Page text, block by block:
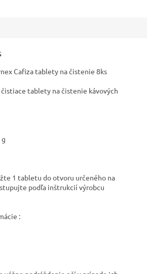
Cafiza tablety na čistenie 8ks
tablety na čistenie kávových
1 tabletu do otvoru určeného na
podľa inštrukcií výrobcu
: